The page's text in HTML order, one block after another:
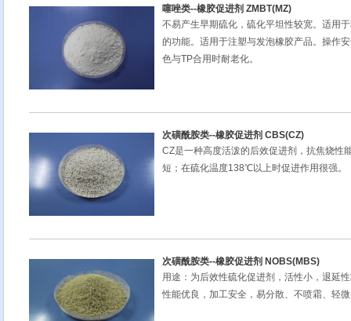
噻唑类--橡胶促进剂 ZMBT(MZ)
不易产生早期硫化，硫化平坦性较宽。适用
的功能。适用于注塑与发泡橡胶产品。操作
色与TP合用时耐老化。
次磺酰胺类--橡胶促进剂 CBS(CZ)
CZ是一种高度活泼的后效促进剂，抗焦烧性
短；在硫化温度138℃以上时促进作用很强。
次磺酰胺类--橡胶促进剂 NOBS(MBS)
用途：为后效性硫化促进剂，活性小，退延
性能优良，加工安全，易分散、不喷霜、轻